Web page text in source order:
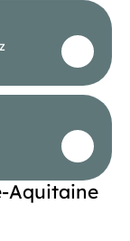
Aquitaine